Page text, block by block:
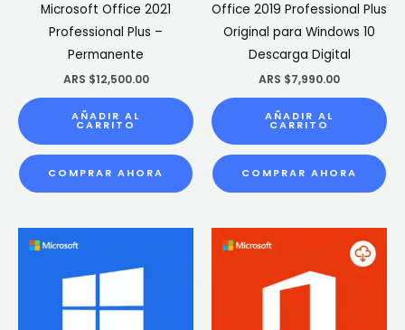
Microsoft Office 2021
Professional Plus –
Permanente
ARS $12,500.00
AÑADIR AL
CARRITO
COMPRAR AHORA
Office 2019 Professional Plus
Original para Windows 10
Descarga Digital
ARS $7,990.00
AÑADIR AL
CARRITO
COMPRAR AHORA